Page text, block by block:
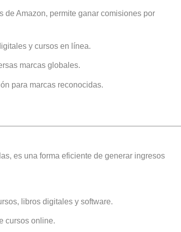
de Amazon, permite ganar comisiones por
y cursos en línea.
marcas globales.
para marcas reconocidas.
es una forma eficiente de generar ingresos
libros digitales y software.
cursos online.